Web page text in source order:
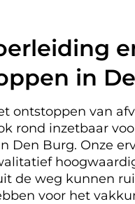
in
ontstoppen van
rond inzetbaar
Den Burg. Onze
de weg kunnen
voor het